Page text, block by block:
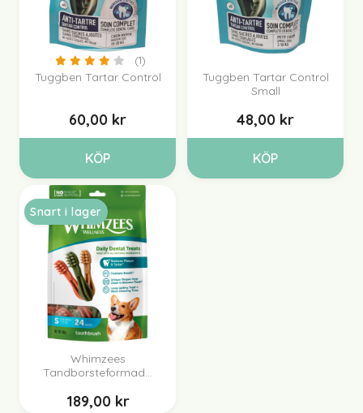
Tuggben Tartar Control
60,00 kr
KÖP
(1)
Tuggben Tartar Control
Small
48,00 kr
KÖP
Whimzees
Tandborsteformad...
189,00 kr
Snart i lager